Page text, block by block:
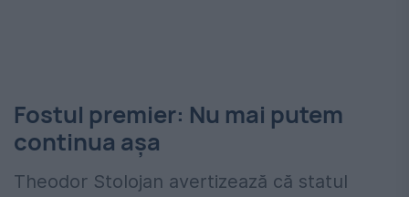
Fostul premier: Nu mai putem
continua așa
Theodor Stolojan avertizează că statul